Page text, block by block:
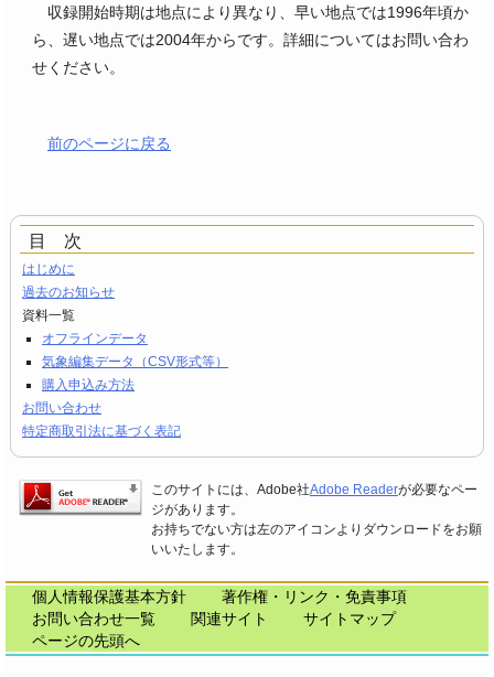
収録開始時期は地点により異なり、早い地点では1996年頃か
ら、遅い地点では2004年からです。詳細についてはお問い合わ
せください。
前のページに戻る
目 次
はじめに
過去のお知らせ
資料一覧
オフラインデータ
気象編集データ（CSV形式等）
購入申込み方法
お問い合わせ
特定商取引法に基づく表記
このサイトには、Adobe社Adobe Readerが必要なペー
ジがあります。
お持ちでない方は左のアイコンよりダウンロードをお願
いいたします。
個人情報保護基本方針
著作権・リンク・免責事項
お問い合わせ一覧
関連サイト
サイトマップ
ページの先頭へ